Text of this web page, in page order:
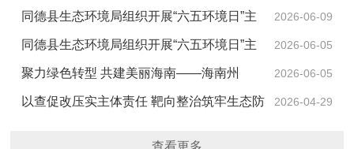
召开生态环保督察整改工作调度会 2026-06-09
同德县生态环境局组织开展“六五环境日”主
题宣传活动 2026-06-05
同德县生态环境局组织开展“六五环境日”主
题宣传活动 2026-06-05
聚力绿色转型 共建美丽海南——海南州
2026年六五环境日系列宣传活动在贵南圆满举办2026-04-29
以查促改压实主体责任 靶向整治筑牢生态防
查看更多